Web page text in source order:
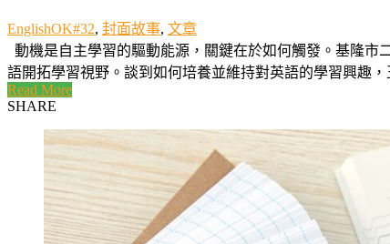
EnglishOK#32, 封面故事, 文章
動機是自主學習的驅動能源，關鍵在於如何觸發。基隆
語開拓學習視野。談到如何培養並維持對英語的學習興趣
Read More
SHARE